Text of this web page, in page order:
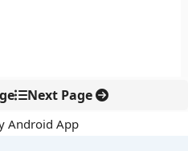
Next Page
Android App